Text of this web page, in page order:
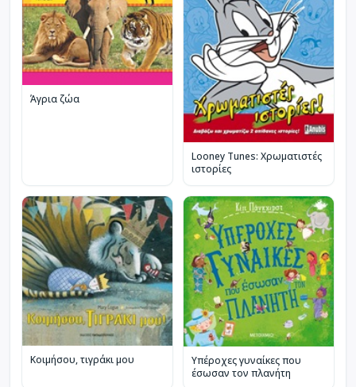
Άγρια ζώα
Looney Tunes: Χρωματιστές
ιστορίες
Κοιμήσου, τιγράκι μου
Υπέροχες γυναίκες που
έσωσαν τον πλανήτη